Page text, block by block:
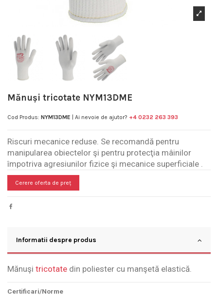
Mănuși tricotate NYM13DME
Cod Produs: NYM13DME | Ai nevoie de ajutor? +4 0232 263 393
Riscuri mecanice reduse. Se recomandă pentru
manipularea obiectelor şi pentru protecţia mâinilor
împotriva agresiunilor fizice şi mecanice superficiale .
Cerere oferta de preț
Informatii despre produs
Mănuşi tricotate din poliester cu manşetă elastică.
Certificari/Norme